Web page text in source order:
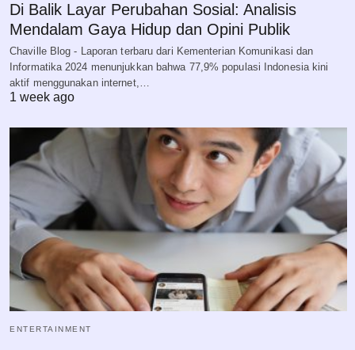
Di Balik Layar Perubahan Sosial: Analisis
Mendalam Gaya Hidup dan Opini Publik
Chaville Blog - Laporan terbaru dari Kementerian Komunikasi dan
Informatika 2024 menunjukkan bahwa 77,9% populasi Indonesia kini
aktif menggunakan internet,…
1 week ago
ENTERTAINMENT